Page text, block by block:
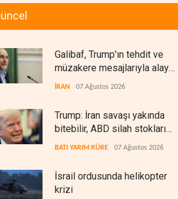
Galibaf, Trump'ın tehdit ve
müzakere mesajlarıyla alay
etti
İRAN 07 Ağustos 2026
Trump: İran savaşı yakında
bitebilir, ABD silah stokları
zorlanıyor
BATI YARIM KÜRE 07 Ağustos 2026
İsrail ordusunda helikopter
krizi